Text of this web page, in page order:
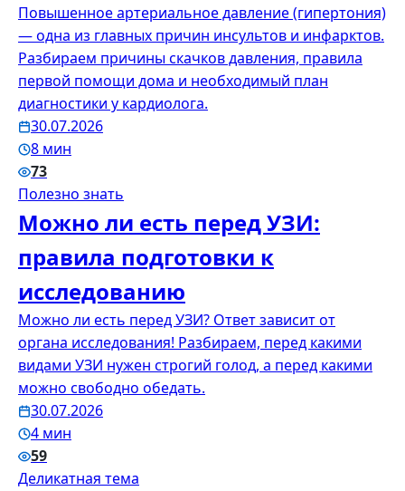
Повышенное артериальное давление (гипертония)
— одна из главных причин инсультов и инфарктов.
Разбираем причины скачков давления, правила
первой помощи дома и необходимый план
диагностики у кардиолога.
30.07.2026
8 мин
73
Полезно знать
Можно ли есть перед УЗИ:
правила подготовки к
исследованию
Можно ли есть перед УЗИ? Ответ зависит от
органа исследования! Разбираем, перед какими
видами УЗИ нужен строгий голод, а перед какими
можно свободно обедать.
30.07.2026
4 мин
59
Деликатная тема